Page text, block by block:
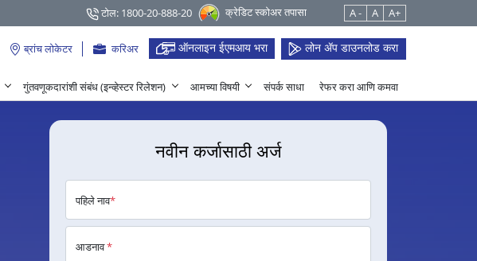
टोल: 1800-20-888-20 क्रेडिट स्कोअर तपासा A - A A+
ब्रांच लोकेटर करिअर ऑनलाइन ईएमआय भरा लोन ॲप डाउनलोड करा
गुंतवणूकदारांशी संबंध (इन्व्हेस्टर रिलेशन) आमच्या विषयी संपर्क साधा रेफर करा आणि कमवा
नवीन कर्जासाठी अर्ज
पहिले नाव*
आडनाव*